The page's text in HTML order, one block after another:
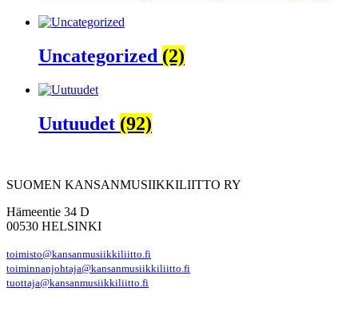
Uncategorized (2)
Uutuudet (92)
SUOMEN KANSANMUSIIKKILIITTO RY
Hämeentie 34 D
00530 HELSINKI
toimisto@kansanmusiikkiliitto.fi
toiminnanjohtaja@kansanmusiikkiliitto.fi
tuottaja@kansanmusiikkiliitto.fi